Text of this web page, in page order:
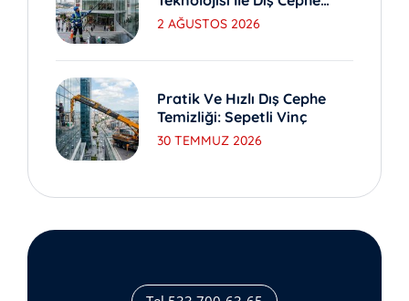
Yıkama
2 AĞUSTOS 2026
Pratik Ve Hızlı Dış Cephe
Temizliği: Sepetli Vinç
30 TEMMUZ 2026